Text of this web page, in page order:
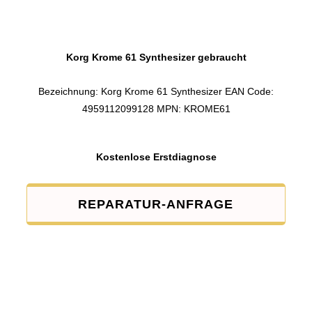
Korg Krome 61 Synthesizer gebraucht
Bezeichnung: Korg Krome 61 Synthesizer EAN Code:
4959112099128 MPN: KROME61
Kostenlose Erstdiagnose
REPARATUR-ANFRAGE